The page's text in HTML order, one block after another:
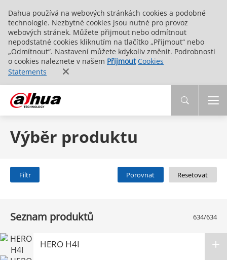
Dahua používá na webových stránkách cookies a podobné
technologie. Nezbytné cookies jsou nutné pro provoz
webových stránek. Můžete přijmout nebo odmítnout
nepodstatné cookies kliknutím na tlačítko „Přijmout“ nebo
„Odmítnout“. Nastavení můžete kdykoliv změnit. Podrobnosti
o cookies naleznete v našem Přijmout Cookies
Statements
Výběr produktu
Filtr Porovnat Resetovat
Seznam produktů 634/634
HERO H4I